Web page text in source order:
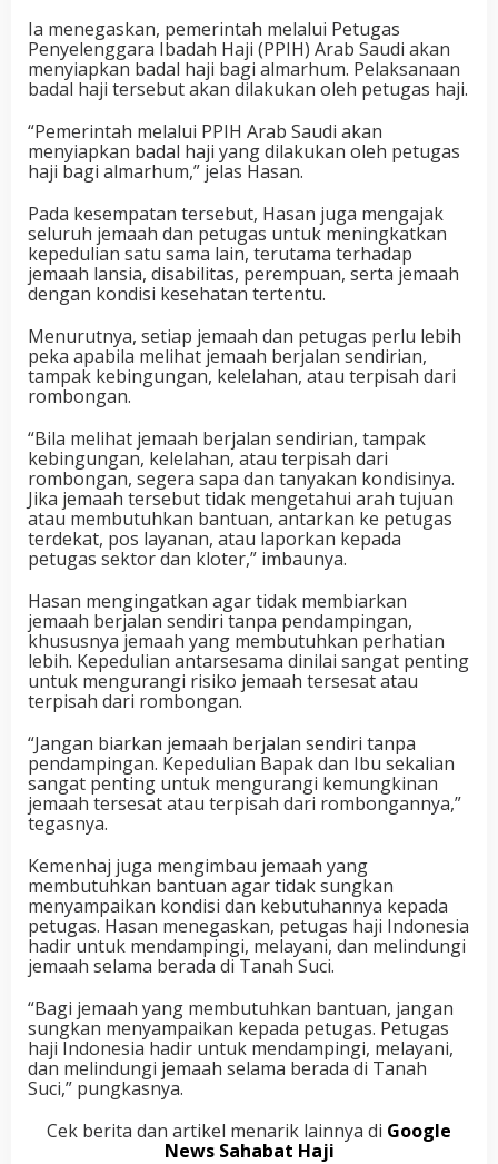
Ia menegaskan, pemerintah melalui Petugas
Penyelenggara Ibadah Haji (PPIH) Arab Saudi akan
menyiapkan badal haji bagi almarhum. Pelaksanaan
badal haji tersebut akan dilakukan oleh petugas haji.
“Pemerintah melalui PPIH Arab Saudi akan
menyiapkan badal haji yang dilakukan oleh petugas
haji bagi almarhum,” jelas Hasan.
Pada kesempatan tersebut, Hasan juga mengajak
seluruh jemaah dan petugas untuk meningkatkan
kepedulian satu sama lain, terutama terhadap
jemaah lansia, disabilitas, perempuan, serta jemaah
dengan kondisi kesehatan tertentu.
Menurutnya, setiap jemaah dan petugas perlu lebih
peka apabila melihat jemaah berjalan sendirian,
tampak kebingungan, kelelahan, atau terpisah dari
rombongan.
“Bila melihat jemaah berjalan sendirian, tampak
kebingungan, kelelahan, atau terpisah dari
rombongan, segera sapa dan tanyakan kondisinya.
Jika jemaah tersebut tidak mengetahui arah tujuan
atau membutuhkan bantuan, antarkan ke petugas
terdekat, pos layanan, atau laporkan kepada
petugas sektor dan kloter,” imbaunya.
Hasan mengingatkan agar tidak membiarkan
jemaah berjalan sendiri tanpa pendampingan,
khususnya jemaah yang membutuhkan perhatian
lebih. Kepedulian antarsesama dinilai sangat penting
untuk mengurangi risiko jemaah tersesat atau
terpisah dari rombongan.
“Jangan biarkan jemaah berjalan sendiri tanpa
pendampingan. Kepedulian Bapak dan Ibu sekalian
sangat penting untuk mengurangi kemungkinan
jemaah tersesat atau terpisah dari rombongannya,”
tegasnya.
Kemenhaj juga mengimbau jemaah yang
membutuhkan bantuan agar tidak sungkan
menyampaikan kondisi dan kebutuhannya kepada
petugas. Hasan menegaskan, petugas haji Indonesia
hadir untuk mendampingi, melayani, dan melindungi
jemaah selama berada di Tanah Suci.
“Bagi jemaah yang membutuhkan bantuan, jangan
sungkan menyampaikan kepada petugas. Petugas
haji Indonesia hadir untuk mendampingi, melayani,
dan melindungi jemaah selama berada di Tanah
Suci,” pungkasnya.
Cek berita dan artikel menarik lainnya di Google
News Sahabat Haji